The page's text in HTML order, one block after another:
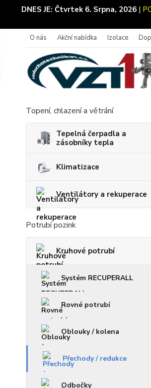
DNES JE: Čtvrtek 6. Srpna, 2026|
O nás Akční nabídka Izolace
Topení, chlazení a větrání
Tepelná čerpadla a
zásobníky tepla
Klimatizace
Ventilátory a rekuperace
Potrubí pozink
Kruhové potrubí
Systém RECUPERALL
Rovné potrubí
Oblouky / kolena
Přechody / redukce
Odbočky